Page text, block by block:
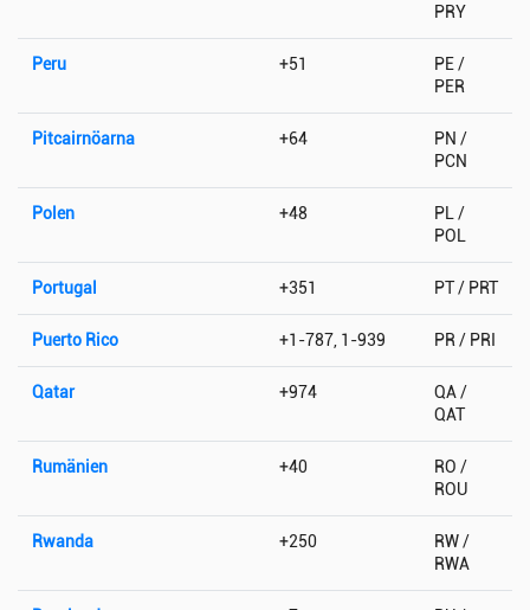
PRY
Peru +51
PE /
PER
Pitcairnöarna +64
PN /
PCN
Polen +48
PL /
POL
Portugal +351 PT / PRT
Puerto Rico +1-787, 1-939 PR / PRI
Qatar +974
QA /
QAT
Rumänien +40
RO /
ROU
Rwanda +250
RW /
RWA